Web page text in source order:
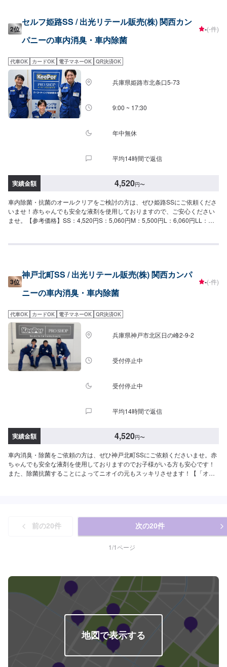
2位
セルフ姫路SS / 出光リテール販売(株) 関西カン
パニーの車内消臭・車内除菌
-(-件)
代車OK カードOK 電子マネーOK QR決済OK
兵庫県姫路市北条口5-73
9:00 ~ 17:30
年中無休
平均14時間で返信
実績金額 4,520円〜
車内除菌・抗菌のオールクリアをご検討の方は、ぜひ姫路SSにご依頼くださ
いませ！赤ちゃんでも安全な液剤を使用しておりますので、ご安心ください
ませ。【参考価格】SS：4,520円S：5,060円M：5,500円L：6,060円LL：
3位
神戸北町SS / 出光リテール販売(株) 関西カンパ
ニーの車内消臭・車内除菌
-(-件)
代車OK カードOK 電子マネーOK QR決済OK
兵庫県神戸市北区日の峰2-9-2
受付停止中
受付停止中
平均14時間で返信
実績金額 4,520円〜
車内消臭・除菌をご依頼の方は、ぜひ神戸北町SSにご依頼くださいませ。赤
ちゃんでも安全な液剤を使用しておりますのでお子様がいる方も安心です！
また、除菌抗菌することによってニオイの元もスッキリさせます！【「オー
前の20件 次の20件
1/1ページ
地図で表示する